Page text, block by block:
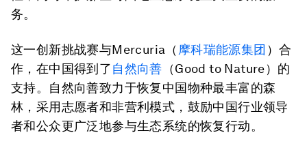
务。
这一创新挑战赛与Mercuria（ 摩科瑞能源集团 ）合
作，在中国得到了自然向善 （Good to Nature）的
支持。自然向善致力于恢复中国物种最丰富的森
林，采用志愿者和非营利模式，鼓励中国行业领导
者和公众更广泛地参与生态系统的恢复行动。